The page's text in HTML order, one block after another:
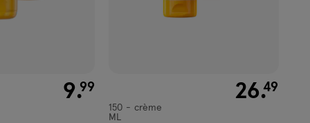
€ 9.99
9.99 € 26.49
26.49
crème
150
ML
crème